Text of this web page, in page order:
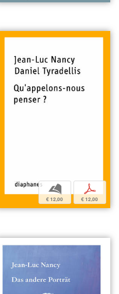
b
€ 12,00
p
€ 12,00